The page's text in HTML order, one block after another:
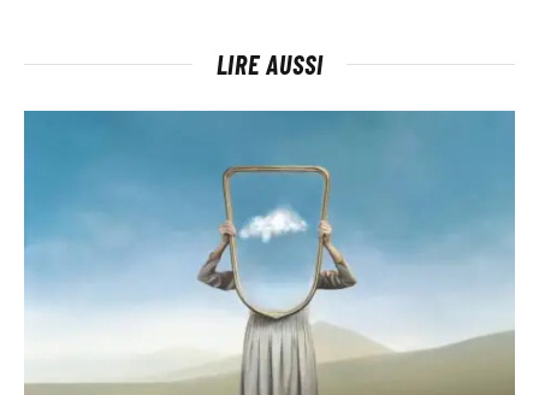
LIRE AUSSI